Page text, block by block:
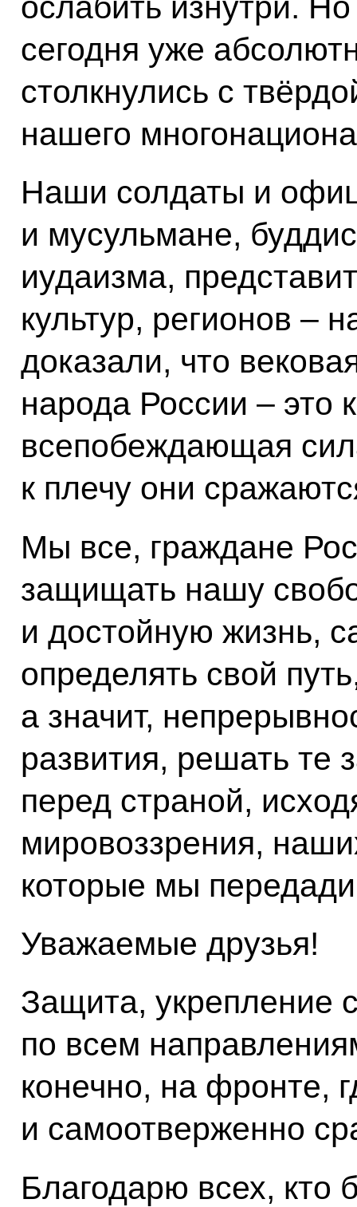
сегодня уже
столкнулись с
нашего
Наши солдаты и
и мусульмане,
иудаизма,
культур, регионов –
доказали, что
народа России – это
всепобеждающая
к плечу они
Мы все, граждане
защищать нашу
и достойную жизнь,
определять свой
а значит,
развития, решать те
перед страной,
мировоззрения,
которые мы
Уважаемые друзья!
Защита, укрепление
по всем
конечно, на фронте,
и самоотверженно
Благодарю всех, кто